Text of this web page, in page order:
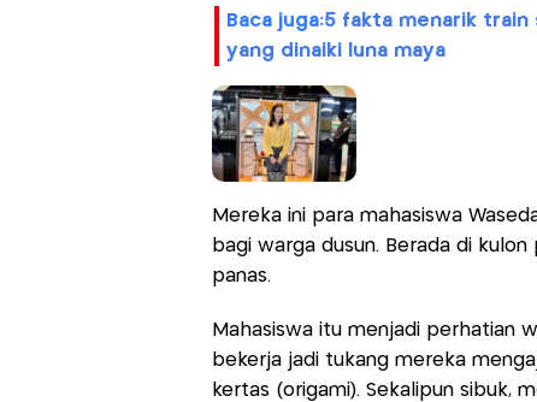
baca juga:5 fakta menarik train
yang dinaiki luna maya
Mereka ini para mahasiswa
bagi warga dusun. Berada di
panas.
Mahasiswa itu menjadi perhatian
bekerja jadi tukang mereka
kertas (origami). Sekalipun sibuk,